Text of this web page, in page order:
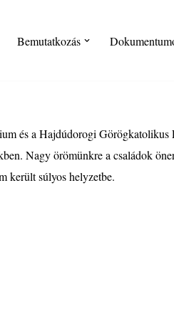
Bemutatkozás
és a Hajdúdorogi Görögkatolikus
Nagy örömünkre a családok
került súlyos helyzetbe.